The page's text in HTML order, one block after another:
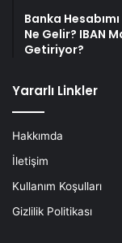
Banka
Ne Gelir? IBAN
Getiriyor?
Yararlı Linkler
Hakkımda
İletişim
Kullanım Koşulları
Gizlilik Politikası